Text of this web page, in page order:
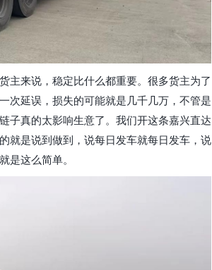
主来说，稳定比什么都重要。很多货主为了
次延误，损失的可能就是几千几万，不管是
子真的太影响生意了。我们开这条嘉兴直达
就是说到做到，说每日发车就每日发车，说
是这么简单。